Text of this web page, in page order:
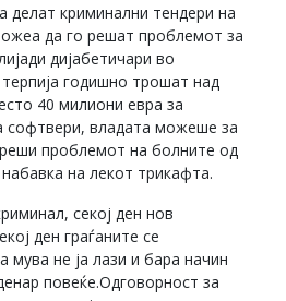
криминални тендери на
да го решат проблемот за
дијабетичари во
годишно трошат над
40 милиони евра за
софтвери, владата можеше за
проблемот на болните од
на лекот трикафта.
секој ден нов
ден граѓаните се
мува не ја лази и бара начин
повеќе.Одговорност за